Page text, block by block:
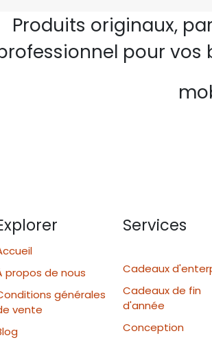
Produits originaux,
pour vos
propos de nous
générales
vente
Services
Cadeaux
Cadeaux de fin
d'année
Conception